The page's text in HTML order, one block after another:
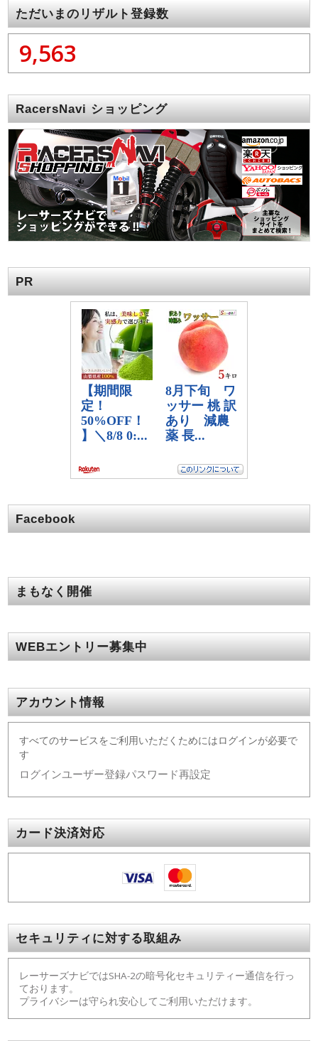
ただいまのリザルト登録数
9,563
RacersNavi ショッピング
PR
Facebook
まもなく開催
WEBエントリー募集中
アカウント情報
すべてのサービスをご利用いただくためにはログインが必要で
す
ログインユーザー登録パスワード再設定
カード決済対応
セキュリティに対する取組み
レーサーズナビではSHA-2の暗号化セキュリティー通信を行っ
ております。
プライバシーは守られ安心してご利用いただけます。